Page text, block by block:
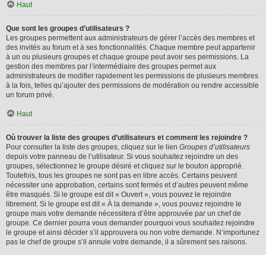
Haut
Que sont les groupes d’utilisateurs ?
Les groupes permettent aux administrateurs de gérer l’accès des membres et
des invités au forum et à ses fonctionnalités. Chaque membre peut appartenir
à un ou plusieurs groupes et chaque groupe peut avoir ses permissions. La
gestion des membres par l’intermédiaire des groupes permet aux
administrateurs de modifier rapidement les permissions de plusieurs membres
à la fois, telles qu’ajouter des permissions de modération ou rendre accessible
un forum privé.
Haut
Où trouver la liste des groupes d’utilisateurs et comment les rejoindre ?
Pour consulter la liste des groupes, cliquez sur le lien Groupes d’utilisateurs
depuis votre panneau de l’utilisateur. Si vous souhaitez rejoindre un des
groupes, sélectionnez le groupe désiré et cliquez sur le bouton approprié.
Toutefois, tous les groupes ne sont pas en libre accès. Certains peuvent
nécessiter une approbation, certains sont fermés et d’autres peuvent même
être masqués. Si le groupe est dit « Ouvert », vous pouvez le rejoindre
librement. Si le groupe est dit « À la demande », vous pouvez rejoindre le
groupe mais votre demande nécessitera d’être approuvée par un chef de
groupe. Ce dernier pourra vous demander pourquoi vous souhaitez rejoindre
le groupe et ainsi décider s’il approuvera ou non votre demande. N’importunez
pas le chef de groupe s’il annule votre demande, il a sûrement ses raisons.